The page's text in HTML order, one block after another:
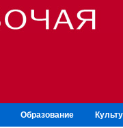
Образование